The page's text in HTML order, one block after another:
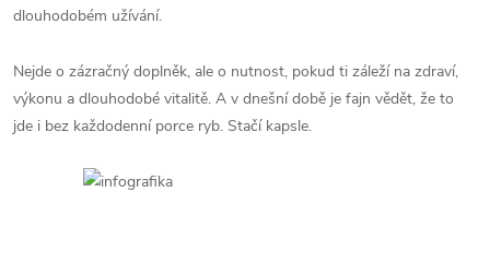
dlouhodobém užívání.
Nejde o zázračný doplněk, ale o nutnost, pokud ti záleží na zdraví,
výkonu a dlouhodobé vitalitě. A v dnešní době je fajn vědět, že to
jde i bez každodenní porce ryb. Stačí kapsle.